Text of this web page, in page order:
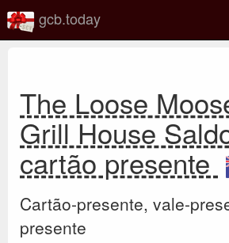
gcb.today
The Loose
Grill House
cartão presente
Cartão-presente, vale-
presente